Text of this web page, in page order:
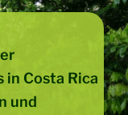
Costa Rica
und